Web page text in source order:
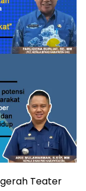
Teater